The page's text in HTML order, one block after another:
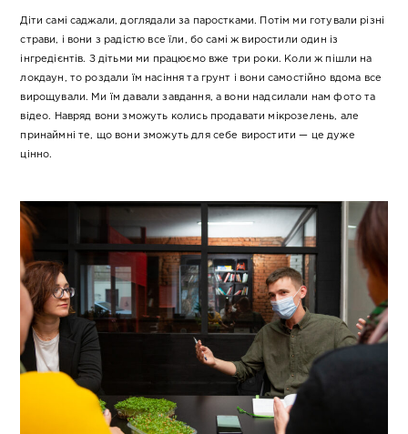
Діти самі саджали, доглядали за паростками. Потім ми готували різні
страви, і вони з радістю все їли, бо самі ж виростили один із
інгредієнтів. З дітьми ми працюємо вже три роки. Коли ж пішли на
локдаун, то роздали їм насіння та грунт і вони самостійно вдома все
вирощували. Ми їм давали завдання, а вони надсилали нам фото та
відео. Навряд вони зможуть колись продавати мікрозелень, але
принаймні те, що вони зможуть для себе виростити — це дуже
цінно.